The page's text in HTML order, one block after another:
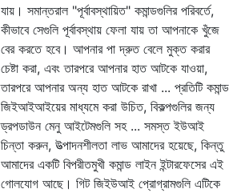
যায়। সমান্তরাল "পূর্বাবস্থায়িত" কমান্ডগুলির পরিবর্তে,
কীভাবে সেগুলি পূর্বাবস্থায় ফেলা যায় তা আপনাকে খুঁজে
বের করতে হবে। আপনার পা দ্রুত বেলে মুক্ত করার
চেষ্টা করা, এবং তারপরে আপনার হাত আটকে যাওয়া,
তারপরে আপনার অন্য হাত আটকে রাখা ... প্রতিটি কমান্ড
জিইআইআইয়ের মাধ্যমে করা উচিত, বিকল্পগুলির জন্য
ড্রপডাউন মেনু আইটেমগুলি সহ ... সমস্ত ইউআই
চিন্তা করুন, উত্পাদনশীলতা লাভ আমাদের হয়েছে, কিন্তু
আমাদের একটি বিপরীতমুখী কমান্ড লাইন ইন্টারফেসের এই
গোলযোগ আছে। গিট জিইউআই প্রোগ্রামগুলি এটিকে